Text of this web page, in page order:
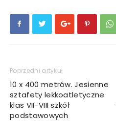
Poprzedni artykuł
10 x 400 metrów. Jesienne
sztafety lekkoatletyczne
klas VII-VIII szkół
podstawowych